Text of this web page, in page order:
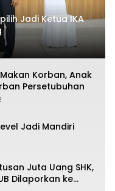
Jadi Ketua IKA
Korban, Anak
Persetubuhan
Jadi Mandiri
Juta Uang SHK,
Dilaporkan ke